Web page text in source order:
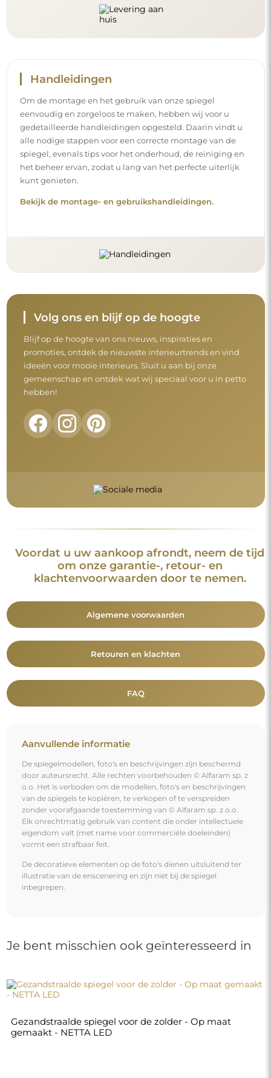
Handleidingen
Om de montage en het gebruik van onze spiegel
eenvoudig en zorgeloos te maken, hebben wij voor u
gedetailleerde handleidingen opgesteld. Daarin vindt u
alle nodige stappen voor een correcte montage van de
spiegel, evenals tips voor het onderhoud, de reiniging en
het beheer ervan, zodat u lang van het perfecte uiterlijk
kunt genieten.
Bekijk de montage- en gebruikshandleidingen.
Volg ons en blijf op de hoogte
Blijf op de hoogte van ons nieuws, inspiraties en
promoties, ontdek de nieuwste interieurtrends en vind
ideeën voor mooie interieurs. Sluit u aan bij onze
gemeenschap en ontdek wat wij speciaal voor u in petto
hebben!
Voordat u uw aankoop afrondt, neem de tijd
om onze garantie-, retour- en
klachtenvoorwaarden door te nemen.
Algemene voorwaarden
Retouren en klachten
FAQ
Aanvullende informatie
De spiegelmodellen, foto's en beschrijvingen zijn beschermd
door auteursrecht. Alle rechten voorbehouden © Alfaram sp. z
o.o. Het is verboden om de modellen, foto's en beschrijvingen
van de spiegels te kopiëren, te verkopen of te verspreiden
zonder voorafgaande toestemming van © Alfaram sp. z o.o.
Elk onrechtmatig gebruik van content die onder intellectuele
eigendom valt (met name voor commerciële doeleinden)
vormt een strafbaar feit.
De decoratieve elementen op de foto's dienen uitsluitend ter
illustratie van de enscenering en zijn niet bij de spiegel
inbegrepen.
Je bent misschien ook geïnteresseerd in
Gezandstraalde spiegel voor de zolder - Op maat
gemaakt - NETTA LED